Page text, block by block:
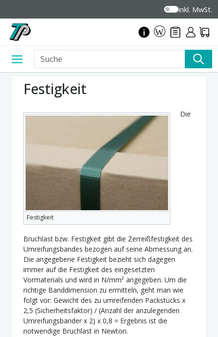
inkl. MwSt.
Festigkeit
Festigkeit
Die
Bruchlast bzw. Festigkeit gibt die Zerreißfestigkeit des
Umreifungsbandes bezogen auf seine Abmessung an.
Die angegebene Festigkeit bezieht sich dagegen
immer auf die Festigkeit des eingesetzten
Vormaterials und wird in N/mm² angegeben. Um die
richtige Banddimension zu ermitteln, geht man wie
folgt vor: Gewicht des zu umreifenden Packstücks x
2,5 (Sicherheitsfaktor) / (Anzahl der anzulegenden
Umreifungsbänder x 2) x 0,8 = Ergebnis ist die
notwendige Bruchlast in Newton.